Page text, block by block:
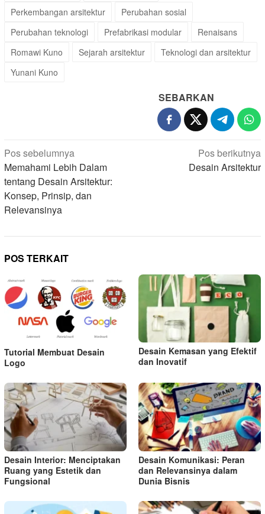
Perkembangan arsitektur
Perubahan sosial
Perubahan teknologi
Prefabrikasi modular
Renaisans
Romawi Kuno
Sejarah arsitektur
Teknologi dan arsitektur
Yunani Kuno
SEBARKAN
Navigasi
pos
Pos sebelumnya
Memahami Lebih Dalam
tentang Desain Arsitektur:
Konsep, Prinsip, dan
Relevansinya
Pos berikutnya
Desain Arsitektur
POS TERKAIT
Tutorial Membuat Desain
Logo
Desain Kemasan yang Efektif
dan Inovatif
Desain Interior: Menciptakan
Ruang yang Estetik dan
Fungsional
Desain Komunikasi: Peran
dan Relevansinya dalam
Dunia Bisnis